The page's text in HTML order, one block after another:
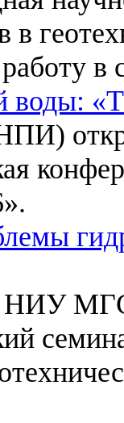
в
в
воды:
НИУ